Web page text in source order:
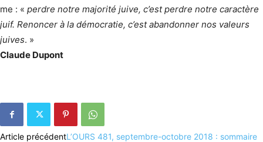
me : « perdre notre majorité juive, c’est perdre notre caractère
juif. Renoncer à la démocratie, c’est abandonner nos valeurs
juives. »
Claude Dupont
Article précédentL’OURS 481, septembre-octobre 2018 : sommaire